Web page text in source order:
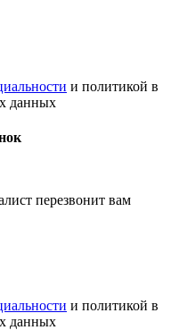
и политикой в
данных
перезвонит вам
и политикой в
данных